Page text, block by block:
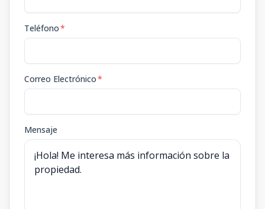
Teléfono*
Correo Electrónico*
Mensaje